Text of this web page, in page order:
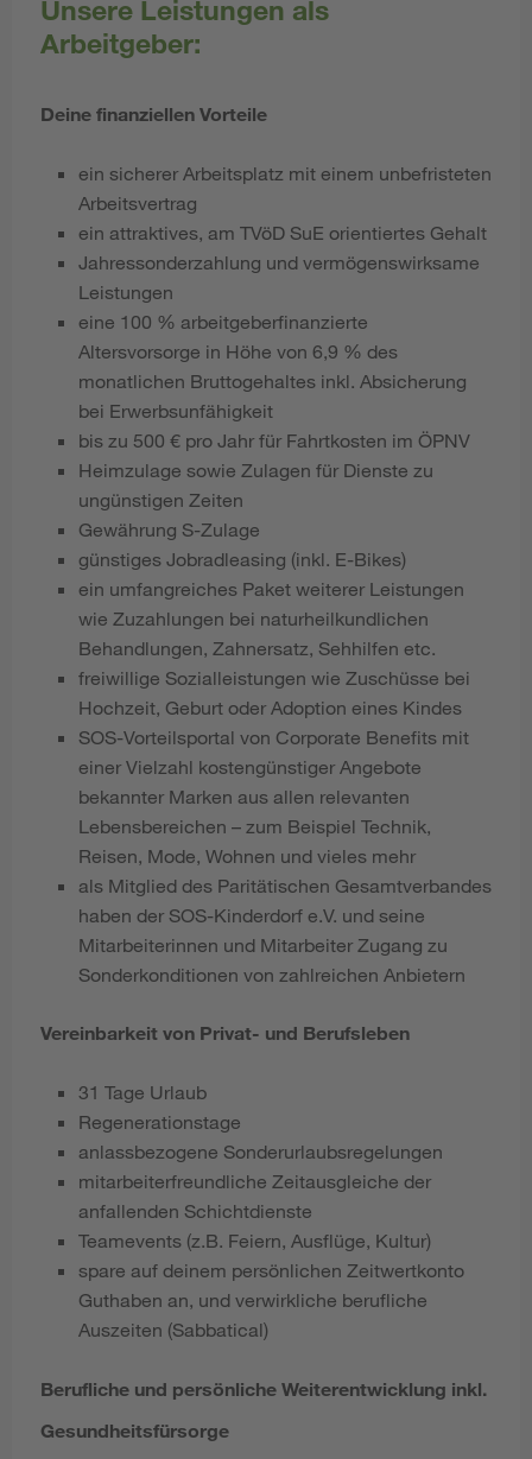
Unsere Leistungen als
Arbeitgeber:
Deine finanziellen Vorteile
ein sicherer Arbeitsplatz mit einem unbefristeten
Arbeitsvertrag
ein attraktives, am TVöD SuE orientiertes Gehalt
Jahressonderzahlung und vermögenswirksame
Leistungen
eine 100 % arbeitgeberfinanzierte
Altersvorsorge in Höhe von 6,9 % des
monatlichen Bruttogehaltes inkl. Absicherung
bei Erwerbsunfähigkeit
bis zu 500 € pro Jahr für Fahrtkosten im ÖPNV
Heimzulage sowie Zulagen für Dienste zu
ungünstigen Zeiten
Gewährung S-Zulage
günstiges Jobradleasing (inkl. E-Bikes)
ein umfangreiches Paket weiterer Leistungen
wie Zuzahlungen bei naturheilkundlichen
Behandlungen, Zahnersatz, Sehhilfen etc.
freiwillige Sozialleistungen wie Zuschüsse bei
Hochzeit, Geburt oder Adoption eines Kindes
SOS-Vorteilsportal von Corporate Benefits mit
einer Vielzahl kostengünstiger Angebote
bekannter Marken aus allen relevanten
Lebensbereichen – zum Beispiel Technik,
Reisen, Mode, Wohnen und vieles mehr
als Mitglied des Paritätischen Gesamtverbandes
haben der SOS-Kinderdorf e.V. und seine
Mitarbeiterinnen und Mitarbeiter Zugang zu
Sonderkonditionen von zahlreichen Anbietern
Vereinbarkeit von Privat- und Berufsleben
31 Tage Urlaub
Regenerationstage
anlassbezogene Sonderurlaubsregelungen
mitarbeiterfreundliche Zeitausgleiche der
anfallenden Schichtdienste
Teamevents (z.B. Feiern, Ausflüge, Kultur)
spare auf deinem persönlichen Zeitwertkonto
Guthaben an, und verwirkliche berufliche
Auszeiten (Sabbatical)
Berufliche und persönliche Weiterentwicklung inkl.
Gesundheitsfürsorge